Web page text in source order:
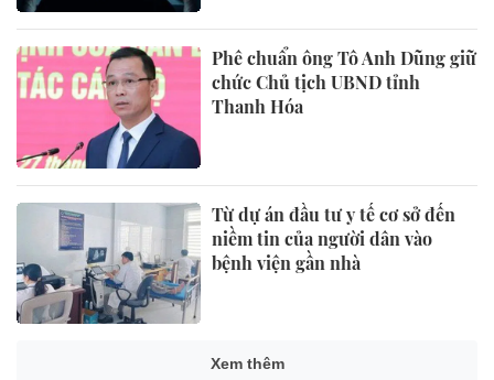
Phê chuẩn ông Tô Anh Dũng giữ
chức Chủ tịch UBND tỉnh
Thanh Hóa
Từ dự án đầu tư y tế cơ sở đến
niềm tin của người dân vào
bệnh viện gần nhà
Xem thêm